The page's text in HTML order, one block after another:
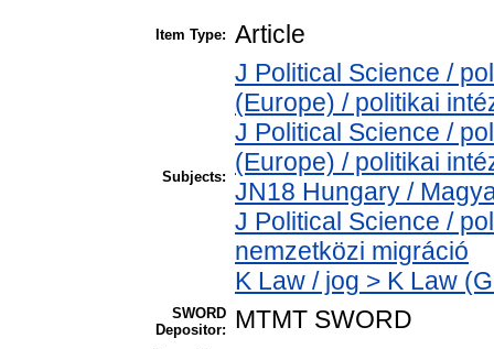
Item Type: Article
Subjects:
J Political Science /
(Europe) / politikai
J Political Science /
(Europe) / politikai
JN18 Hungary /
J Political Science /
nemzetközi migráció
K Law / jog > K Law
SWORD
Depositor:
MTMT SWORD